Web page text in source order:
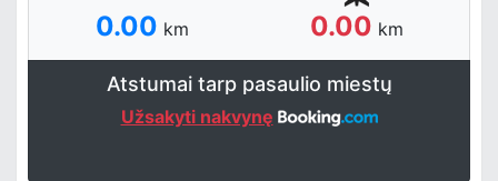
0.00 km 0.00 km
Atstumai tarp pasaulio miestų
Užsakyti nakvynę